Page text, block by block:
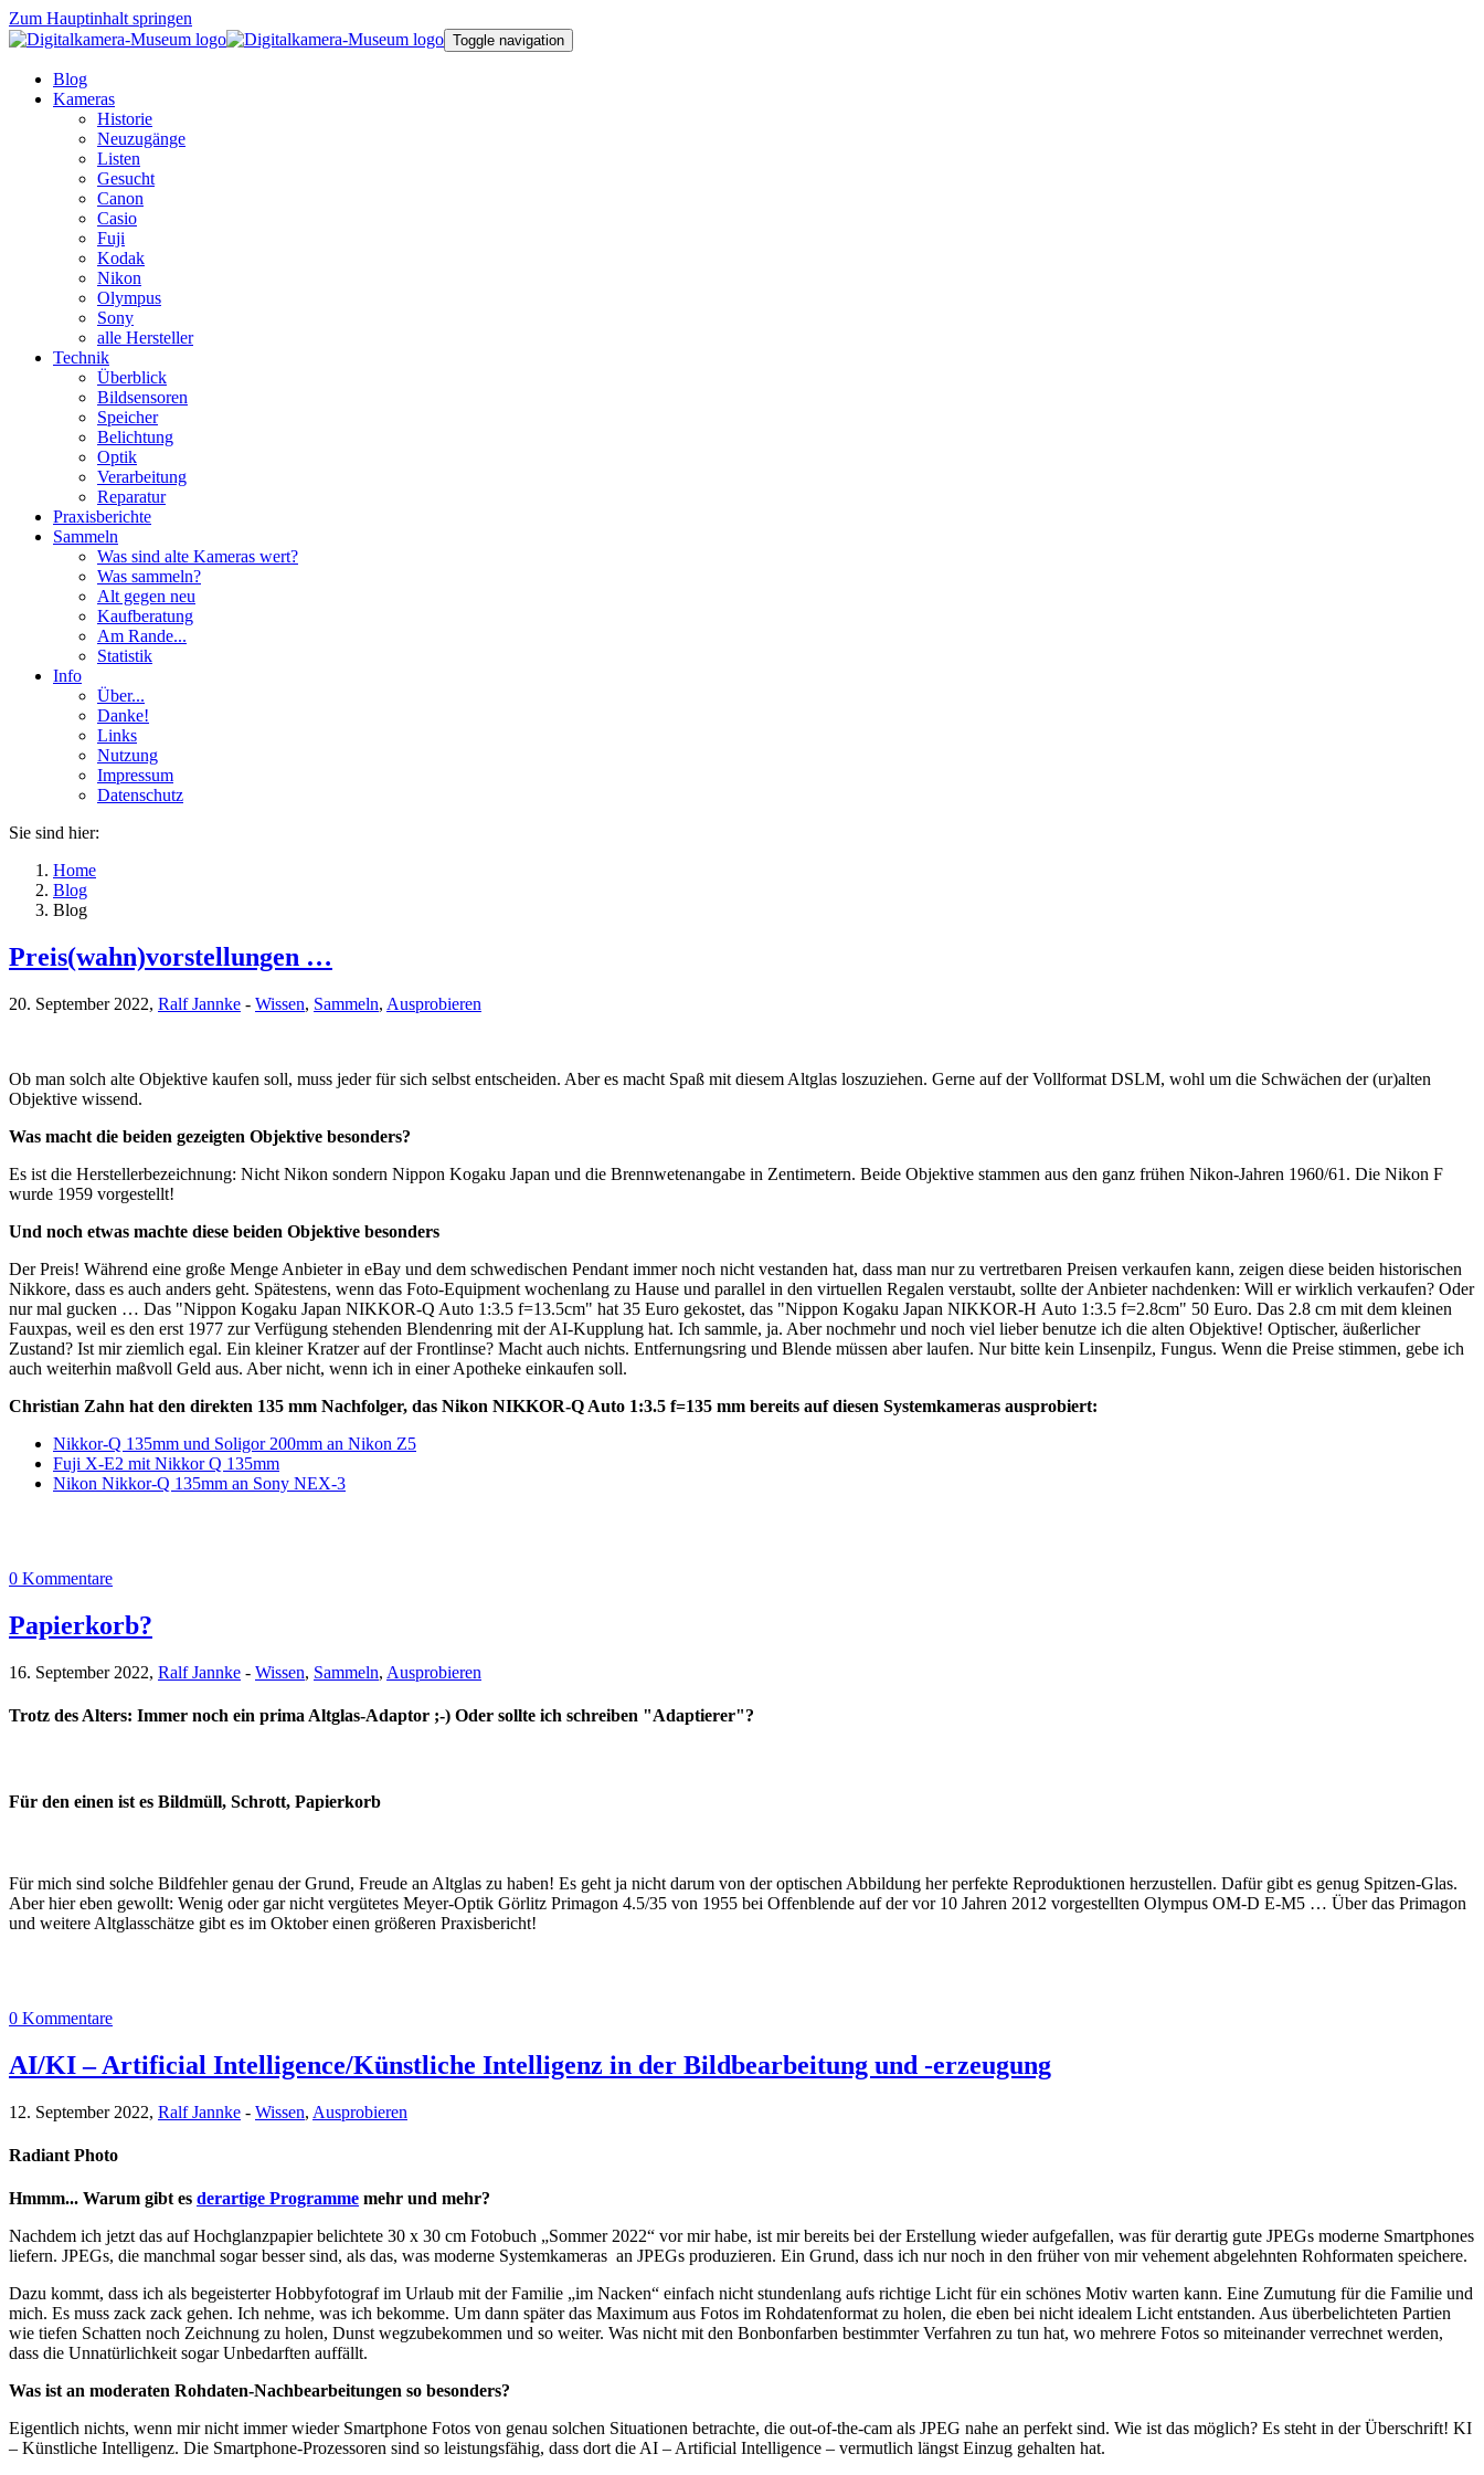
Zum Hauptinhalt springen
Toggle navigation
Blog
Kameras
Historie
Neuzugänge
Listen
Gesucht
Canon
Casio
Fuji
Kodak
Nikon
Olympus
Sony
alle Hersteller
Technik
Überblick
Bildsensoren
Speicher
Belichtung
Optik
Verarbeitung
Reparatur
Praxisberichte
Sammeln
Was sind alte Kameras wert?
Was sammeln?
Alt gegen neu
Kaufberatung
Am Rande...
Statistik
Info
Über...
Danke!
Links
Nutzung
Impressum
Datenschutz
Sie sind hier:
Home
Blog
Blog
Preis(wahn)vorstellungen …
20. September 2022, Ralf Jannke - Wissen, Sammeln, Ausprobieren
Ob man solch alte Objektive kaufen soll, muss jeder für sich selbst entscheiden. Aber es macht Spaß mit diesem Altglas loszuziehen. Gerne auf der Vollformat DSLM, wohl um die Schwächen der (ur)alten
Objektive wissend.
Was macht die beiden gezeigten Objektive besonders?
Es ist die Herstellerbezeichnung: Nicht Nikon sondern Nippon Kogaku Japan und die Brennwetenangabe in Zentimetern. Beide Objektive stammen aus den ganz frühen Nikon-Jahren 1960/61. Die Nikon F
wurde 1959 vorgestellt!
Und noch etwas machte diese beiden Objektive besonders
Der Preis! Während eine große Menge Anbieter in eBay und dem schwedischen Pendant immer noch nicht vestanden hat, dass man nur zu vertretbaren Preisen verkaufen kann, zeigen diese beiden historischen
Nikkore, dass es auch anders geht. Spätestens, wenn das Foto-Equipment wochenlang zu Hause und parallel in den virtuellen Regalen verstaubt, sollte der Anbieter nachdenken: Will er wirklich verkaufen? Oder
nur mal gucken … Das "Nippon Kogaku Japan NIKKOR-Q Auto 1:3.5 f=13.5cm" hat 35 Euro gekostet, das "Nippon Kogaku Japan NIKKOR-H Auto 1:3.5 f=2.8cm" 50 Euro. Das 2.8 cm mit dem kleinen
Fauxpas, weil es den erst 1977 zur Verfügung stehenden Blendenring mit der AI-Kupplung hat. Ich sammle, ja. Aber nochmehr und noch viel lieber benutze ich die alten Objektive! Optischer, äußerlicher
Zustand? Ist mir ziemlich egal. Ein kleiner Kratzer auf der Frontlinse? Macht auch nichts. Entfernungsring und Blende müssen aber laufen. Nur bitte kein Linsenpilz, Fungus. Wenn die Preise stimmen, gebe ich
auch weiterhin maßvoll Geld aus. Aber nicht, wenn ich in einer Apotheke einkaufen soll.
Christian Zahn hat den direkten 135 mm Nachfolger, das Nikon NIKKOR-Q Auto 1:3.5 f=135 mm bereits auf diesen Systemkameras ausprobiert:
Nikkor-Q 135mm und Soligor 200mm an Nikon Z5
Fuji X-E2 mit Nikkor Q 135mm
Nikon Nikkor-Q 135mm an Sony NEX-3
0 Kommentare
Papierkorb?
16. September 2022, Ralf Jannke - Wissen, Sammeln, Ausprobieren
Trotz des Alters: Immer noch ein prima Altglas-Adaptor ;-) Oder sollte ich schreiben "Adaptierer"?
Für den einen ist es Bildmüll, Schrott, Papierkorb
Für mich sind solche Bildfehler genau der Grund, Freude an Altglas zu haben! Es geht ja nicht darum von der optischen Abbildung her perfekte Reproduktionen herzustellen. Dafür gibt es genug Spitzen-Glas.
Aber hier eben gewollt: Wenig oder gar nicht vergütetes Meyer-Optik Görlitz Primagon 4.5/35 von 1955 bei Offenblende auf der vor 10 Jahren 2012 vorgestellten Olympus OM-D E-M5 … Über das Primagon
und weitere Altglasschätze gibt es im Oktober einen größeren Praxisbericht!
0 Kommentare
AI/KI – Artificial Intelligence/Künstliche Intelligenz in der Bildbearbeitung und -erzeugung
12. September 2022, Ralf Jannke - Wissen, Ausprobieren
Radiant Photo
Hmmm... Warum gibt es derartige Programme mehr und mehr?
Nachdem ich jetzt das auf Hochglanzpapier belichtete 30 x 30 cm Fotobuch „Sommer 2022“ vor mir habe, ist mir bereits bei der Erstellung wieder aufgefallen, was für derartig gute JPEGs moderne Smartphones
liefern. JPEGs, die manchmal sogar besser sind, als das, was moderne Systemkameras an JPEGs produzieren. Ein Grund, dass ich nur noch in den früher von mir vehement abgelehnten Rohformaten speichere.
Dazu kommt, dass ich als begeisterter Hobbyfotograf im Urlaub mit der Familie „im Nacken“ einfach nicht stundenlang aufs richtige Licht für ein schönes Motiv warten kann. Eine Zumutung für die Familie und
mich. Es muss zack zack gehen. Ich nehme, was ich bekomme. Um dann später das Maximum aus Fotos im Rohdatenformat zu holen, die eben bei nicht idealem Licht entstanden. Aus überbelichteten Partien
wie tiefen Schatten noch Zeichnung zu holen, Dunst wegzubekommen und so weiter. Was nicht mit den Bonbonfarben bestimmter Verfahren zu tun hat, wo mehrere Fotos so miteinander verrechnet werden,
dass die Unnatürlichkeit sogar Unbedarften auffällt.
Was ist an moderaten Rohdaten-Nachbearbeitungen so besonders?
Eigentlich nichts, wenn mir nicht immer wieder Smartphone Fotos von genau solchen Situationen betrachte, die out-of-the-cam als JPEG nahe an perfekt sind. Wie ist das möglich? Es steht in der Überschrift! KI
– Künstliche Intelligenz. Die Smartphone-Prozessoren sind so leistungsfähig, dass dort die AI – Artificial Intelligence – vermutlich längst Einzug gehalten hat.